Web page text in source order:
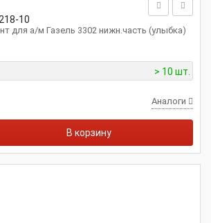
10
для а/м Газель 3302 нижн.часть (улыбка)
> 10 шт.
Аналоги
В корзину